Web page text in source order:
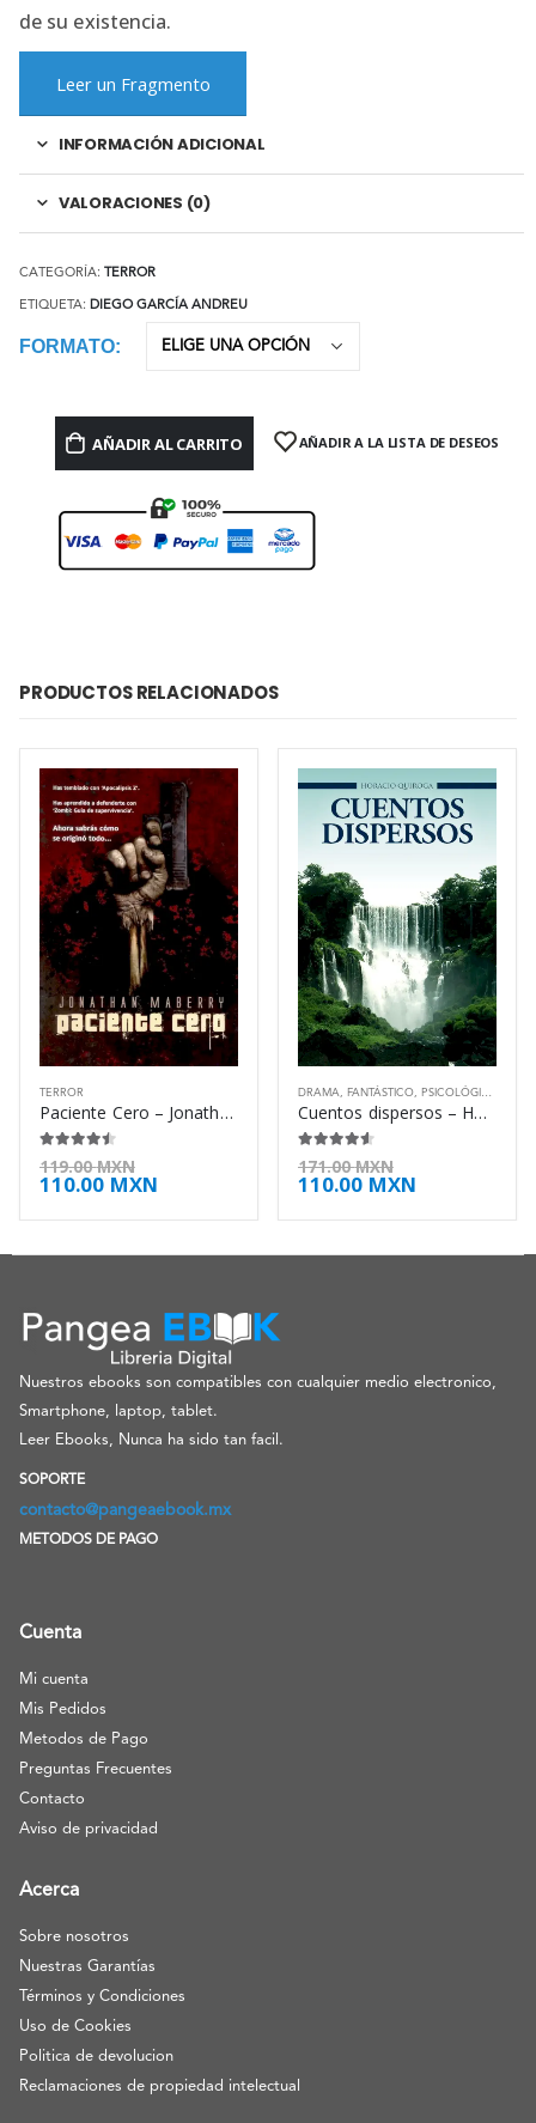
de su existencia.
Leer un Fragmento
INFORMACIÓN ADICIONAL
VALORACIONES (0)
CATEGORÍA: TERROR
ETIQUETA: DIEGO GARCÍA ANDREU
FORMATO
AÑADIR AL CARRITO AÑADIR A LA LISTA DE DESEOS
PRODUCTOS RELACIONADOS
TERROR
Paciente Cero – Jonathan Maberry
4.38 de 5
119.00MXN
110.00 MXN
DRAMA, FANTÁSTICO, PSICOLÓGICO
Cuentos dispersos – Horacio Quiroga
4.50 de 5
171.00MXN
110.00 MXN
Nuestros ebooks son compatibles con cualquier medio electronico,
Smartphone, laptop, tablet.
Leer Ebooks, Nunca ha sido tan facil.
SOPORTE
contacto@pangeaebook.mx
METODOS DE PAGO
Cuenta
Mi cuenta
Mis Pedidos
Metodos de Pago
Preguntas Frecuentes
Contacto
Aviso de privacidad
Acerca
Sobre nosotros
Nuestras Garantías
Términos y Condiciones
Uso de Cookies
Politica de devolucion
Reclamaciones de propiedad intelectual